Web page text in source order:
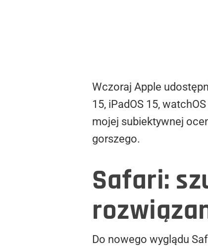
Wczoraj Apple
15, iPadOS 15,
mojej subiektywnej
gorszego.
Safari:
Do nowego wyglądu